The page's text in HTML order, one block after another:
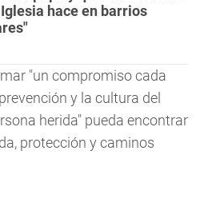
hace en barrios
"un compromiso cada
y la cultura del
herida" pueda encontrar
protección y caminos